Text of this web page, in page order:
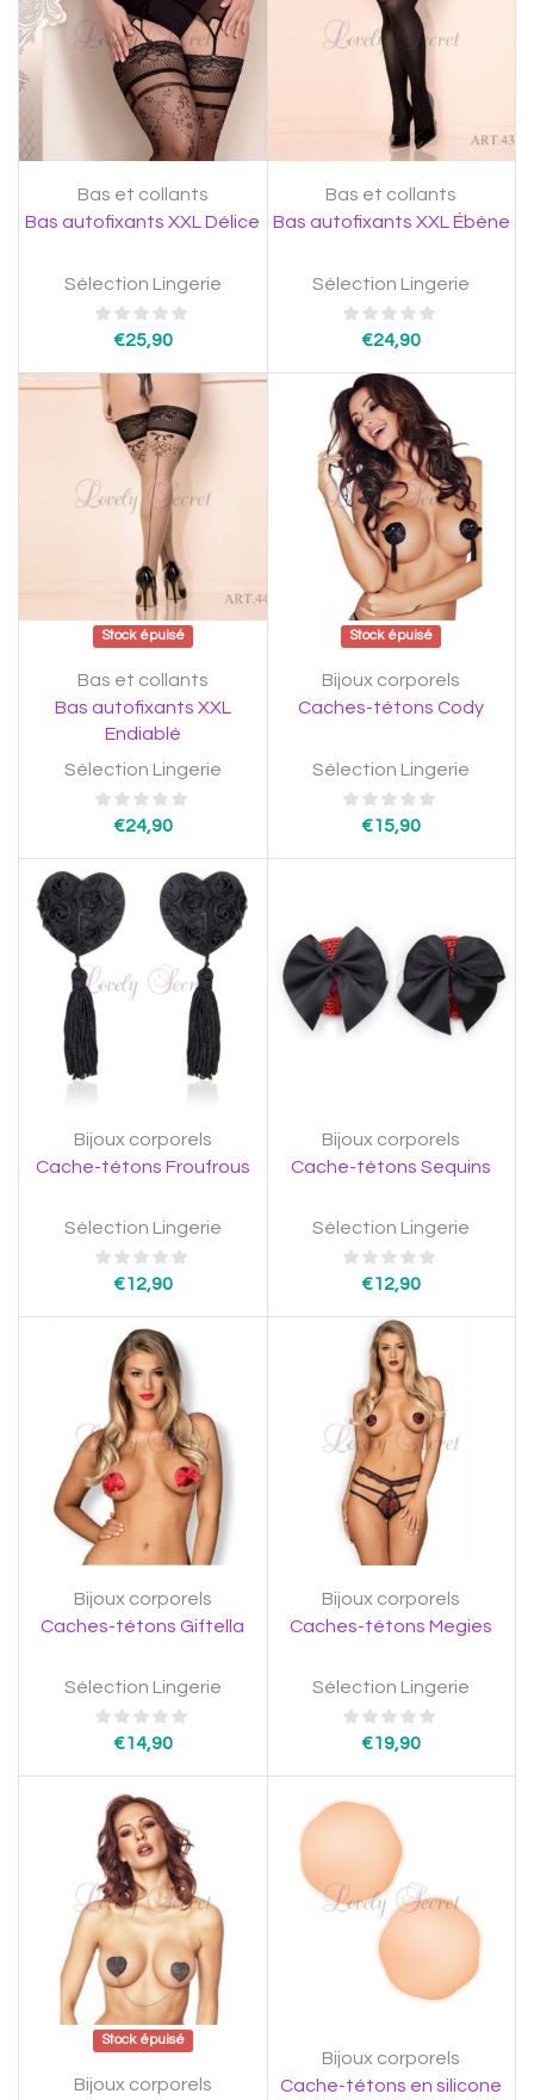
Bas et collants
Bas autofixants XXL Délice
Sélection Lingerie
€25,90
Bas et collants
Bas autofixants XXL Ébène
Sélection Lingerie
€24,90
Stock épuisé
Bas et collants
Bas autofixants XXL
Endiablé
Sélection Lingerie
€24,90
Stock épuisé
Bijoux corporels
Caches-tétons Cody
Sélection Lingerie
€15,90
Bijoux corporels
Cache-tétons Froufrous
Sélection Lingerie
€12,90
Bijoux corporels
Cache-tétons Sequins
Sélection Lingerie
€12,90
Bijoux corporels
Caches-tétons Giftella
Sélection Lingerie
€14,90
Bijoux corporels
Caches-tétons Megies
Sélection Lingerie
€19,90
Stock épuisé
Bijoux corporels
Bijoux corporels
Cache-tétons en silicone